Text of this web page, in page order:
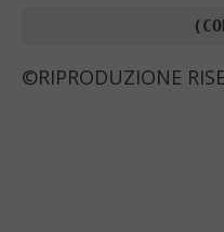
©RIPRODUZIONE